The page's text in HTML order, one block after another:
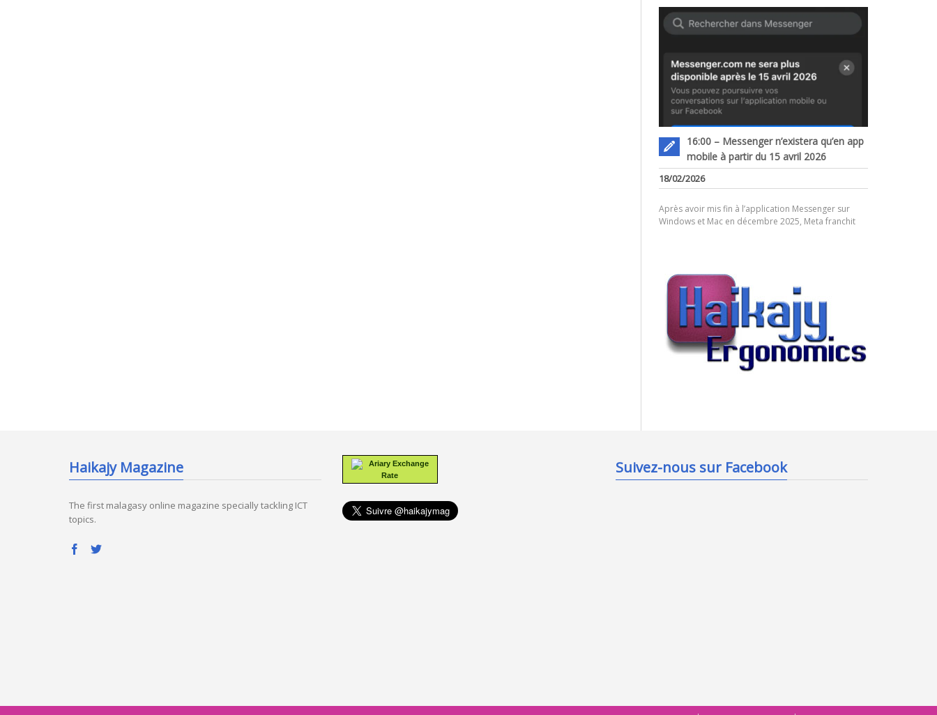
16:00 – Messenger n’existera qu’en app
mobile à partir du 15 avril 2026
18/02/2026
Après avoir mis fin à l’application Messenger sur
Windows et Mac en décembre 2025, Meta franchit
Haikajy Magazine
The first malagasy online magazine specially tackling ICT
topics.
Ariary Exchange
Rate
Suivez-nous sur Facebook